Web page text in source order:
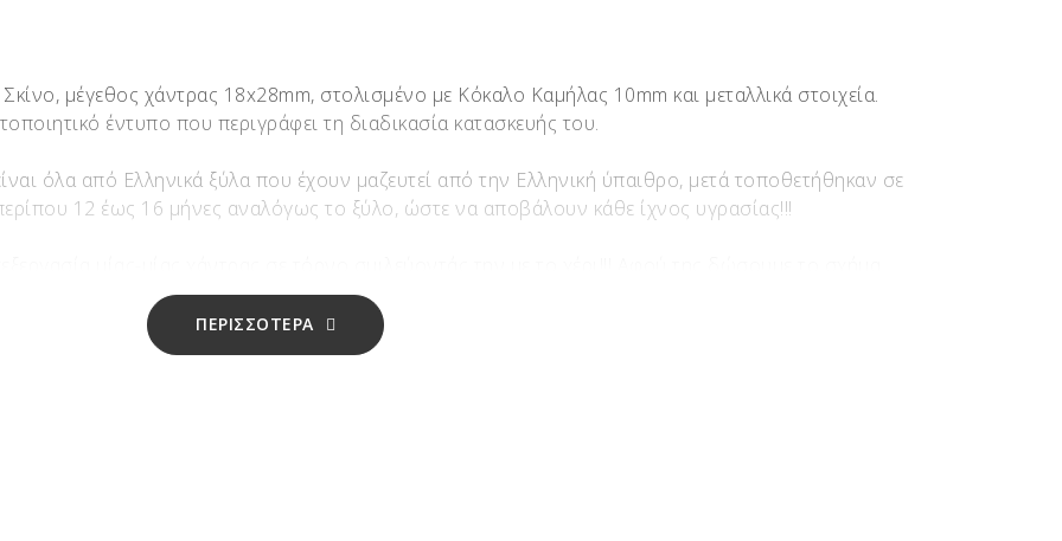
μέγεθος χάντρας 18x28mm, στολισμένο με Κόκαλο Καμήλας 10mm και μεταλλικά στοιχεία.
έντυπο που περιγράφει τη διαδικασία κατασκευής του.
όλα από Ελληνικά ξύλα που έχουν μαζευτεί από την Ελληνική ύπαιθρο, μετά τοποθετήθηκαν σε
12 έως 16 μήνες αναλόγως το ξύλο, ώστε να αποβάλουν κάθε ίχνος υγρασίας!!!
με διαφορετικό νούμερο γυαλόχαρτου και όταν η χάντρα μας είναι έτοιμη γίνεται επάλειψη με φυσικό
τι κρατάει στα χέρια του!!! Λόγω της ιδιαιτερότητάς τους, όπως αντιλαμβάνεστε, είναι
ΠΕΡΙΣΣΟΤΕΡΑ